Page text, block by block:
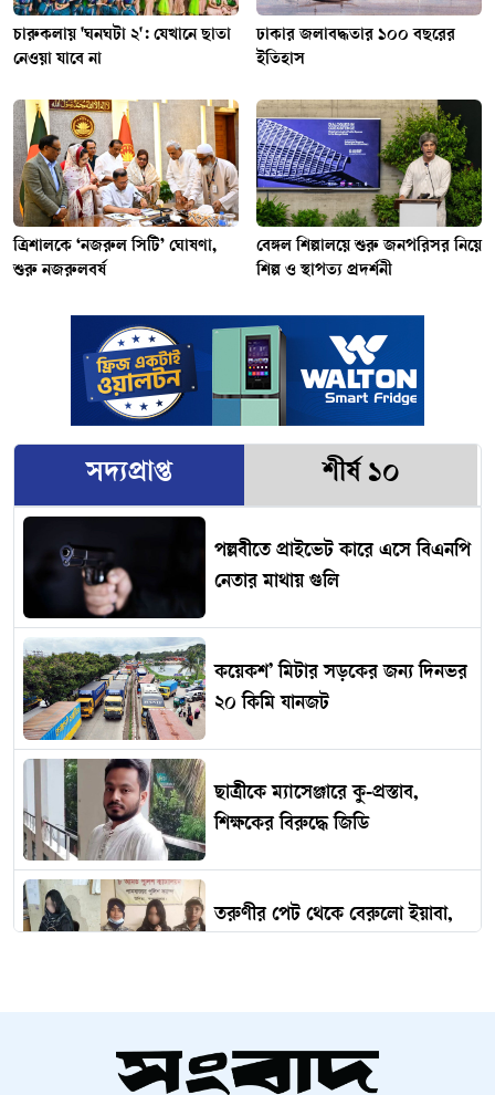
চারুকলায় 'ঘনঘটা ২': যেখানে ছাতা
নেওয়া যাবে না
ঢাকার জলাবদ্ধতার ১০০ বছরের
ইতিহাস
ত্রিশালকে ‘নজরুল সিটি’ ঘোষণা,
শুরু নজরুলবর্ষ
বেঙ্গল শিল্পালয়ে শুরু জনপরিসর নিয়ে
শিল্প ও স্থাপত্য প্রদর্শনী
সদ্যপ্রাপ্ত শীর্ষ ১০
পল্লবীতে প্রাইভেট কারে এসে বিএনপি
নেতার মাথায় গুলি
কয়েকশ’ মিটার সড়কের জন্য দিনভর
২০ কিমি যানজট
ছাত্রীকে ম্যাসেঞ্জারে কু-প্রস্তাব,
শিক্ষকের বিরুদ্ধে জিডি
তরুণীর পেট থেকে বেরুলো ইয়াবা,
আমদানি